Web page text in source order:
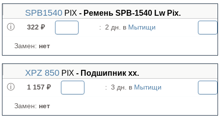
SPB1540 PIX - Ремень SPB-1540 Lw Pix.
322 ₽ : 2 дн. в Мытищи
Замен: нет
XPZ 850 PIX - Подшипник хх.
1 157 ₽ : 3 дн. в Мытищи
Замен: нет